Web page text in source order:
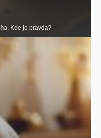
Kde je pravda?